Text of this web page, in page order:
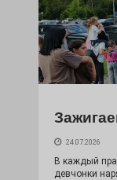
24.07.2026
В каждый
девчонки